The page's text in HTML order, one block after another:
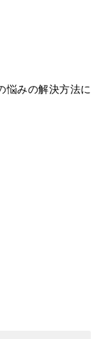
悩みの解決方法に